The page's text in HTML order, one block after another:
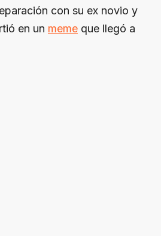
con su ex novio y
en un meme que llegó a